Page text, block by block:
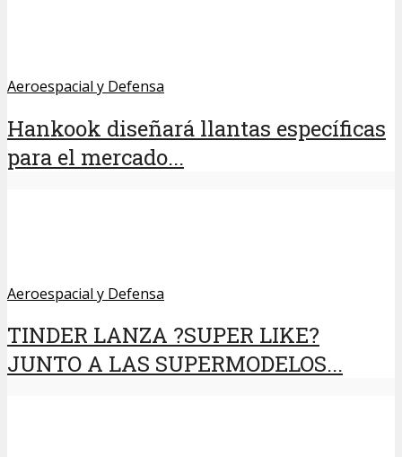
Aeroespacial y Defensa
Hankook diseñará llantas específicas
para el mercado...
Aeroespacial y Defensa
TINDER LANZA ?SUPER LIKE?
JUNTO A LAS SUPERMODELOS...